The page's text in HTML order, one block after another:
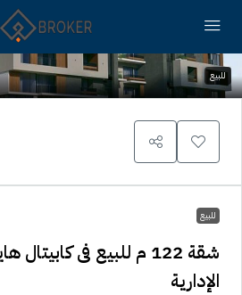
للبيع
للبيع
شقة 122 م للبيع فى
الإدارية